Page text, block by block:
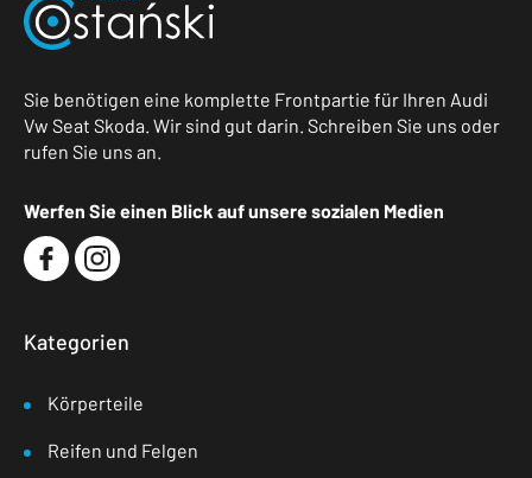
Sie benötigen eine komplette Frontpartie für Ihren Audi
Vw Seat Skoda. Wir sind gut darin. Schreiben Sie uns oder
rufen Sie uns an.
Werfen Sie einen Blick auf unsere sozialen Medien
Kategorien
Körperteile
Reifen und Felgen